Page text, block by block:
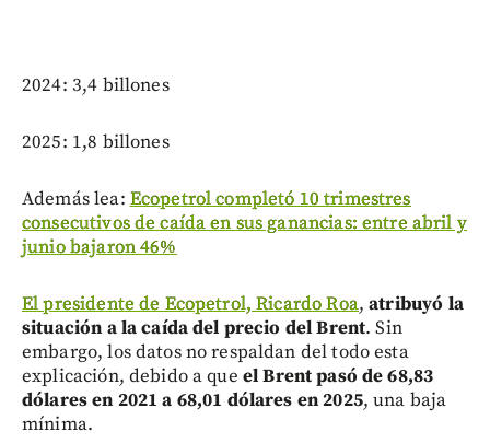
2024: 3,4 billones
2025: 1,8 billones
Además lea: Ecopetrol completó 10 trimestres
consecutivos de caída en sus ganancias: entre abril y
junio bajaron 46%
El presidente de Ecopetrol, Ricardo Roa,atribuyó la
situación a la caída del precio del Brent. Sin
embargo, los datos no respaldan del todo esta
explicación, debido a que el Brent pasó de 68,83
dólares en 2021 a 68,01 dólares en 2025, una baja
mínima.